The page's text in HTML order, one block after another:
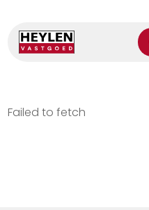
Failed to fetch